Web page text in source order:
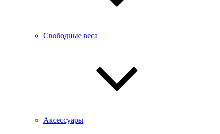
Свободные веса
Аксессуары